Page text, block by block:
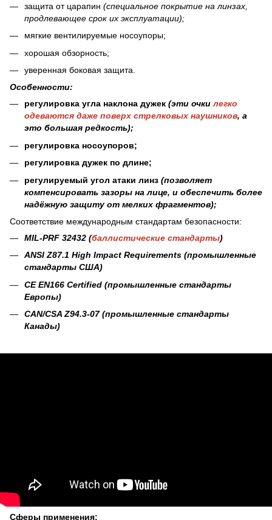
защита от царапин (специальное покрытие на линзах,
продлевающее срок их эксплуатации);
мягкие вентилируемые носоупоры;
хорошая обзорность;
уверенная боковая защита.
Особенности:
регулировка угла наклона дужек (эти очкилегко
одеваются даже поверх стрелковых наушников, а
это большая редкость);
регулировка носоупоров;
регулировка дужек по длине;
регулируемый угол атаки линз (позволяет
компенсировать зазоры на лице, и обеспечить более
надёжную защиту от мелких фрагментов);
Соответствие международным стандартам безопасности:
MIL-PRF 32432 (баллистические стандарты)
ANSI Z87.1 High Impact Requirements (промышленные
стандарты США)
CE EN166 Certified (промышленные стандарты
Европы)
CAN/CSA Z94.3-07 (промышленные стандарты
Канады)
Сферы применения: